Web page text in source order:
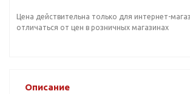
Цена действительна только для интернет-
отличаться от цен в розничных магазинах
Описание